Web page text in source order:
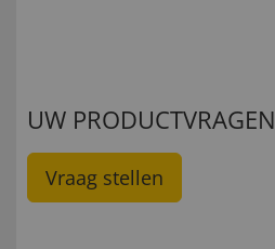
UW PRODUCTVRAGEN
Vraag stellen